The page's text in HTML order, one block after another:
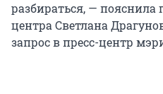
разбираться, — пояснила
центра Светлана
запрос в пресс-центр